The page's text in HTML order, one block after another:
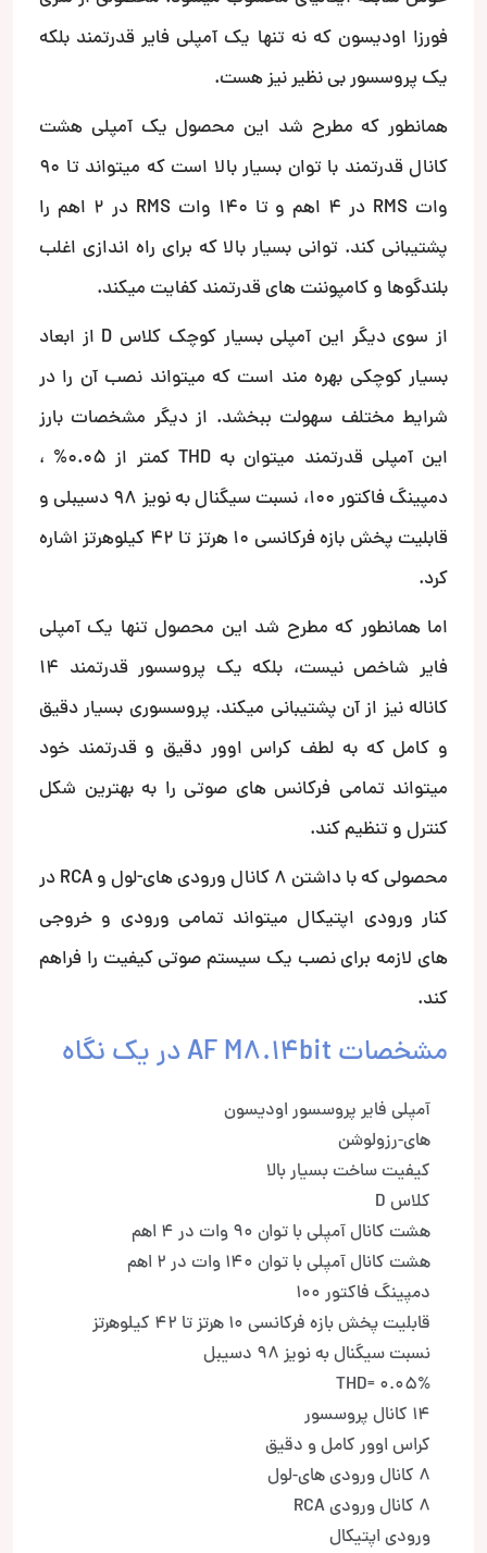
فورزا اودیسون که نه تنها یک آمپلی فایر قدرتمند بلکه
یک پروسسور بی نظیر نیز هست.
همانطور که مطرح شد این محصول یک آمپلی هشت
کانال قدرتمند با توان بسیار بالا است که میتواند تا 90
وات RMS در 4 اهم و تا 140 وات RMS در 2 اهم را
پشتیبانی کند. توانی بسیار بالا که برای راه اندازی اغلب
بلندگوها و کامپوننت های قدرتمند کفایت میکند.
از سوی دیگر این آمپلی بسیار کوچک کلاس D از ابعاد
بسیار کوچکی بهره مند است که میتواند نصب آن را در
شرایط مختلف سهولت ببخشد. از دیگر مشخصات بارز
این آمپلی قدرتمند میتوان به THD کمتر از 0.05% ،
دمپینگ فاکتور 100، نسبت سیگنال به نویز 98 دسیبلی و
قابلیت پخش بازه فرکانسی 10 هرتز تا 42 کیلوهرتز اشاره
کرد.
اما همانطور که مطرح شد این محصول تنها یک آمپلی
فایر شاخص نیست، بلکه یک پروسسور قدرتمند 14
کاناله نیز از آن پشتیبانی میکند. پروسسوری بسیار دقیق
و کامل که به لطف کراس اوور دقیق و قدرتمند خود
میتواند تمامی فرکانس های صوتی را به بهترین شکل
کنترل و تنظیم کند.
محصولی که با داشتن 8 کانال ورودی های-لول و RCA در
کنار ورودی اپتیکال میتواند تمامی ورودی و خروجی
های لازمه برای نصب یک سیستم صوتی کیفیت را فراهم
کند.
مشخصات AF M8.14bit در یک نگاه
آمپلی فایر پروسسور اودیسون
های-رزولوشن
کیفیت ساخت بسیار بالا
کلاس D
هشت کانال آمپلی با توان 90 وات در 4 اهم
هشت کانال آمپلی با توان 140 وات در 2 اهم
دمپینگ فاکتور 100
قابلیت پخش بازه فرکانسی 10 هرتز تا 42 کیلوهرتز
نسبت سیگنال به نویز 98 دسیبل
THD= 0.05%
14 کانال پروسسور
کراس اوور کامل و دقیق
8 کانال ورودی های-لول
8 کانال ورودی RCA
ورودی اپتیکال